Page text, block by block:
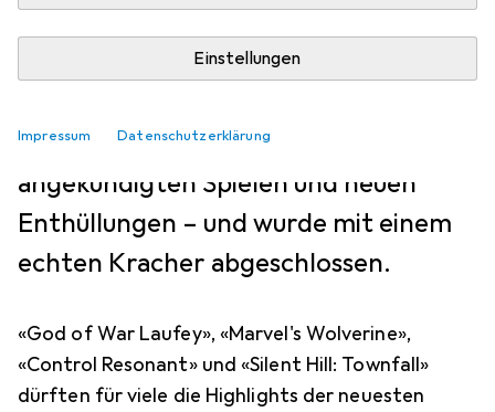
Einstellungen
Impressum Datenschutzerklärung
was für die PS5 demnächst erscheint.
war vollgepackt mit Trailern zu bereits
angekündigten Spielen und neuen
Enthüllungen – und wurde mit einem
echten Kracher abgeschlossen.
«God of War Laufey», «Marvel's Wolverine»,
«Control Resonant» und «Silent Hill: Townfall»
dürften für viele die Highlights der neuesten